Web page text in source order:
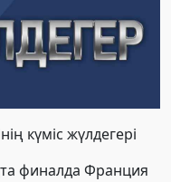
күміс жүлдегері
финалда Франция